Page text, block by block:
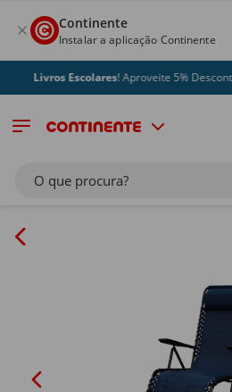
Continente
Instalar a aplicação Continente
Livros Escolares! Aproveite 5%
O que procura?